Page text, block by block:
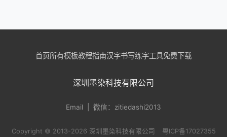
首页所有模板教程指南汉字书写练字工具免费下载
深圳墨染科技有限公司
Email | 微信：zitiedashi2013
Copyright © 2013-2026 深圳墨染科技有限公司 粤ICP备17027355